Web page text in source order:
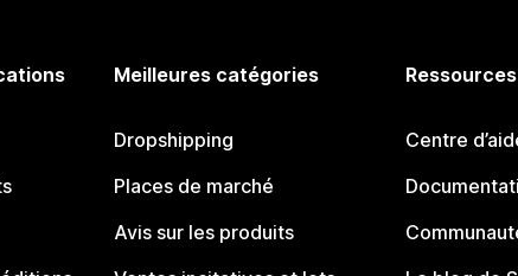
Meilleures catégories
Dropshipping
Places de marché
Avis sur les produits
Ressources
Centre